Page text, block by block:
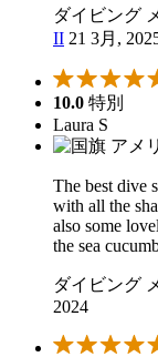
ダイビング
II 21 3月,
10.0 特別
Laura S
The best dive
with all the
also some
the sea
ダイビング
2024